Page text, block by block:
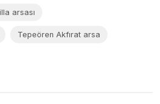
arsası
Tepeören Akfırat arsa